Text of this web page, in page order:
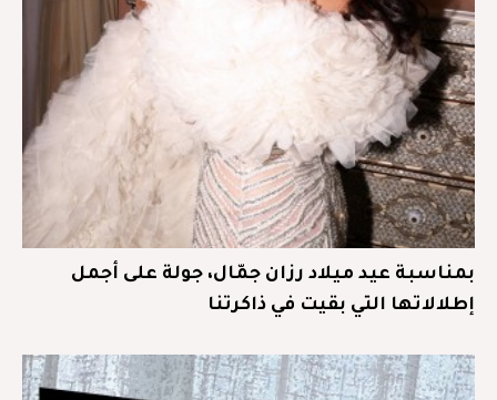
بمناسبة عيد ميلاد رزان جمّال، جولة على أجمل
إطلالاتها التي بقيت في ذاكرتنا